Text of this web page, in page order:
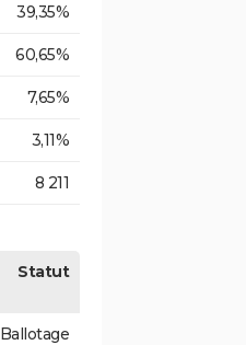
39,35%
60,65%
7,65%
3,11%
8 211
Statut
Ballotage